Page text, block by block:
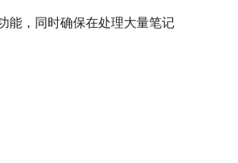
能，同时确保在处理大量笔记